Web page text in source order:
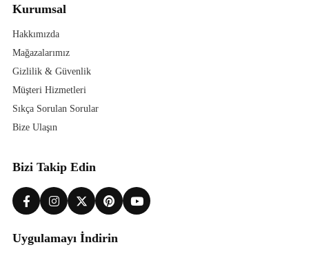
Kurumsal
Hakkımızda
Mağazalarımız
Gizlilik & Güvenlik
Müşteri Hizmetleri
Sıkça Sorulan Sorular
Bize Ulaşın
Bizi Takip Edin
Uygulamayı İndirin